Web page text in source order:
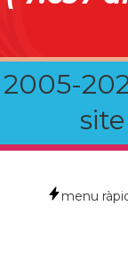
2005-
menu